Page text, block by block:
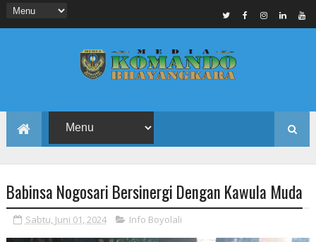
Babinsa Nogosari Bersinergi Dengan Kawula Muda
Sabtu, Juni 01, 2024 Info Boyolali